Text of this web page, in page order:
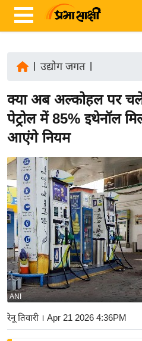
ज़ा
ख
ब
र
रा
ष्ट्री
य
अं
त
र्रा
ष्ट्री
य
बि
ज़
ने
उद्योग जगत|
क्या अब अल्कोहल पर
पेट्रोल में 85% इथेनॉल
आएंगे नियम
ANI
रेनू तिवारी । Apr 21 2026 4:36PM